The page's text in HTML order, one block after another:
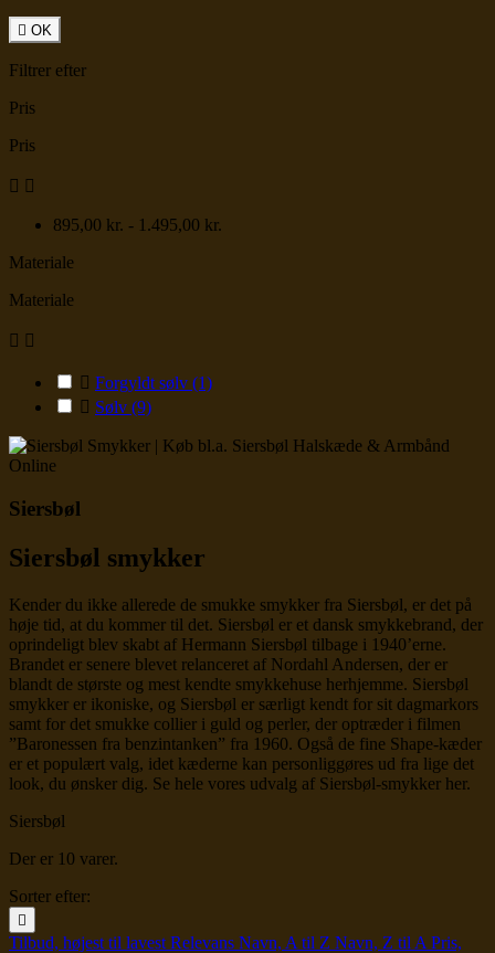
 OK
Filtrer efter
Pris
Pris
 
895,00 kr. - 1.495,00 kr.
Materiale
Materiale
 
 Forgyldt sølv (1)
 Sølv (9)
Siersbøl
Siersbøl smykker
Kender du ikke allerede de smukke smykker fra Siersbøl, er det på
høje tid, at du kommer til det. Siersbøl er et dansk smykkebrand, der
oprindeligt blev skabt af Hermann Siersbøl tilbage i 1940’erne.
Brandet er senere blevet relanceret af Nordahl Andersen, der er
blandt de største og mest kendte smykkehuse herhjemme. Siersbøl
smykker er ikoniske, og Siersbøl er særligt kendt for sit dagmarkors
samt for det smukke collier i guld og perler, der optræder i filmen
”Baronessen fra benzintanken” fra 1960. Også de fine Shape-kæder
er et populært valg, idet kæderne kan personliggøres ud fra lige det
look, du ønsker dig. Se hele vores udvalg af Siersbøl-smykker her.
Siersbøl
Der er 10 varer.
Sorter efter:

Tilbud, højest til lavest Relevans Navn, A til Z Navn, Z til A Pris,